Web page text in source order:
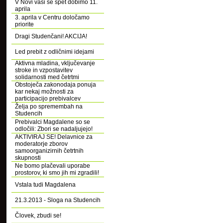
V Novi vasi se spet dobimo 11.
aprila
3. aprila v Centru določamo
priorite
Dragi Studenčani! AKCIJA!
Led prebit z odličnimi idejami
Aktivna mladina, vključevanje
stroke in vzpostavitev
solidarnosti med četrtmi
Obstoječa zakonodaja ponuja
kar nekaj možnosti za
participacijo prebivalcev
Želja po spremembah na
Studencih
Prebivalci Magdalene so se
odločili: Zbori se nadaljujejo!
AKTIVIRAJ SE! Delavnice za
moderatorje zborov
samoorganizirnih četrtnih
skupnosti
Ne bomo plačevali uporabe
prostorov, ki smo jih mi zgradili!
Vstala tudi Magdalena
21.3.2013 - Sloga na Studencih
Človek, zbudi se!